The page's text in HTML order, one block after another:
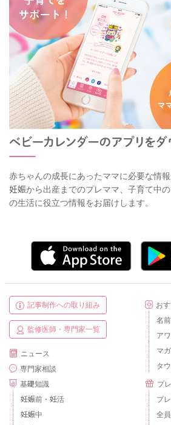
赤ちゃんの成長にあったママに必要な情報
妊娠から出産までのプレママ、子育て中
の生活に役立つ情報をお届けします。
記事制作への取り組み
監修医師・専門家一覧
ニュース
専門家相談
基礎知識
妊娠前・妊活
妊娠中
お
名
ア
マ
タ
プ
プ
全